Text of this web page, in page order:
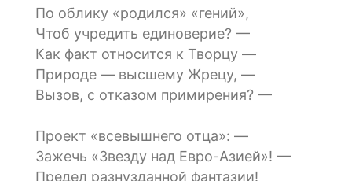
По облику «родился» «гений»,
Чтоб учредить единоверие? —
Как факт относится к Творцу —
Природе — высшему Жрецу, —
Вызов, с отказом примирения? —
Проект «всевышнего отца»: —
Зажечь «Звезду над Евро-Азией»! —
Предел разнузданной фантазии!